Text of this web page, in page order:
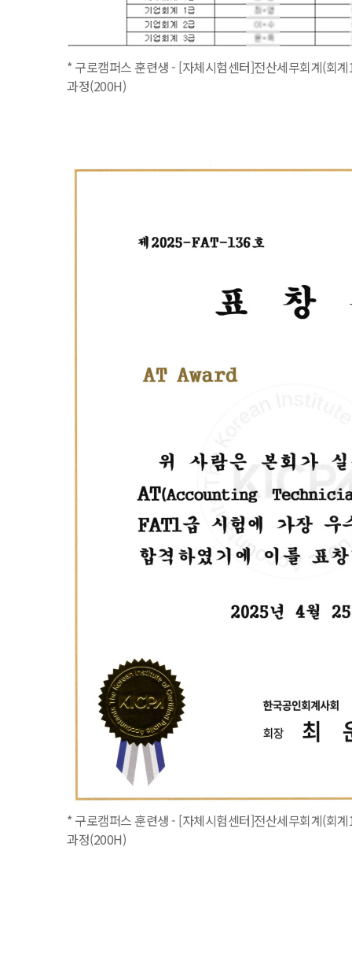
* 구로캠퍼스 훈련생 - [자체시험센터]전산세무회계(회
과정(200H)
* 구로캠퍼스 훈련생 - [자체시험센터]전산세무회계(회
과정(200H)